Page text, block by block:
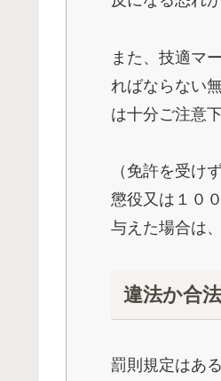
また、技適マ
ればならない
は十分ご注意下
（免許を受け
懲役又は１０
与えた場合は
違法か合
罰則規定はあ